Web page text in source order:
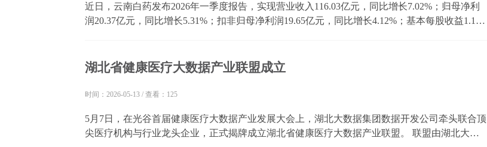
近日，云南白药发布2026年一季度报告，实现营业收入116.03亿元，同比增长7.02%；归母净利
润20.37亿元，同比增长5.31%；扣非归母净利润19.65亿元，同比增长4.12%；基本每股收益1.14
湖北省健康医疗大数据产业联盟成立
时间：2026-05-13 / 查看：125
5月7日，在光谷首届健康医疗大数据产业发展大会上，湖北大数据集团数据开发公司牵头联合顶
尖医疗机构与行业龙头企业，正式揭牌成立湖北省健康医疗大数据产业联盟。 联盟由湖北大数